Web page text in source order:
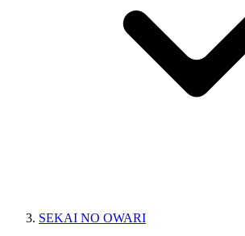
SEKAI NO OWARI